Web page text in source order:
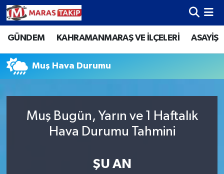
GÜNDEM KAHRAMANMARAŞ VE İLÇELERİ ASAYİŞ
Muş Hava Durumu
Muş Bugün, Yarın ve 1 Haftalık
Hava Durumu Tahmini
ŞU AN
Kahramanmaraş Nöbetçi Eczaneler
Kahramanmaraş Hava Durumu
Kahramanmaraş Trafik Yoğunluk Haritası